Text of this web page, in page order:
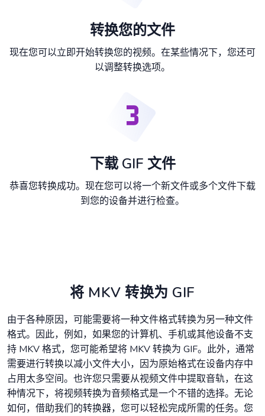
转换您的文件
现在您可以立即开始转换您的视频。在某些情况下，您还可
以调整转换选项。
下载 GIF 文件
恭喜您转换成功。现在您可以将一个新文件或多个文件下载
到您的设备并进行检查。
将 MKV 转换为 GIF
由于各种原因，可能需要将一种文件格式转换为另一种文件
格式。因此，例如，如果您的计算机、手机或其他设备不支
持 MKV 格式，您可能希望将 MKV 转换为 GIF。此外，通常
需要进行转换以减小文件大小，因为原始格式在设备内存中
占用太多空间。也许您只需要从视频文件中提取音轨，在这
种情况下，将视频转换为音频格式是一个不错的选择。无论
如何，借助我们的转换器，您可以轻松完成所需的任务。您